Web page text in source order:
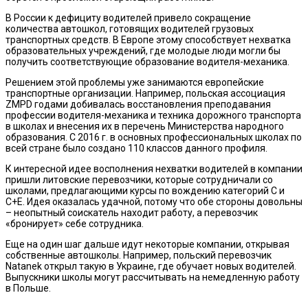
В России к дефициту водителей привело сокращение
количества автошкол, готовящих водителей грузовых
транспортных средств. В Европе этому способствует нехватка
образовательных учреждений, где молодые люди могли бы
получить соответствующие образование водителя-механика.
Решением этой проблемы уже занимаются европейские
транспортные организации. Например, польская ассоциация
ZMPD годами добивалась восстановления преподавания
профессии водителя-механика и техника дорожного транспорта
в школах и внесения их в перечень Министерства народного
образования. С 2016 г. в основных профессиональных школах по
всей стране было создано 110 классов данного профиля.
К интересной идее восполнения нехватки водителей в компании
пришли литовские перевозчики, которые сотрудничали со
школами, предлагающими курсы по вождению категорий C и
C+E. Идея оказалась удачной, потому что обе стороны довольны
– неопытный соискатель находит работу, а перевозчик
«бронирует» себе сотрудника.
Еще на один шаг дальше идут некоторые компании, открывая
собственные автошколы. Например, польский перевозчик
Natanek открыл такую в Украине, где обучает новых водителей.
Выпускники школы могут рассчитывать на немедленную работу
в Польше.